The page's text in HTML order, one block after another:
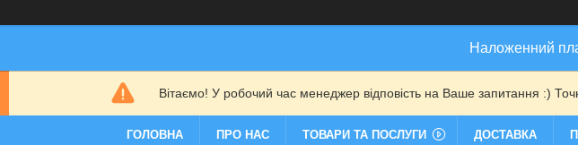
Наложенний
Вітаємо! У робочий час менеджер відповість на Ваше запитання :)
ГОЛОВНА ПРО НАС ТОВАРИ ТА ПОСЛУГИ ДОСТАВКА